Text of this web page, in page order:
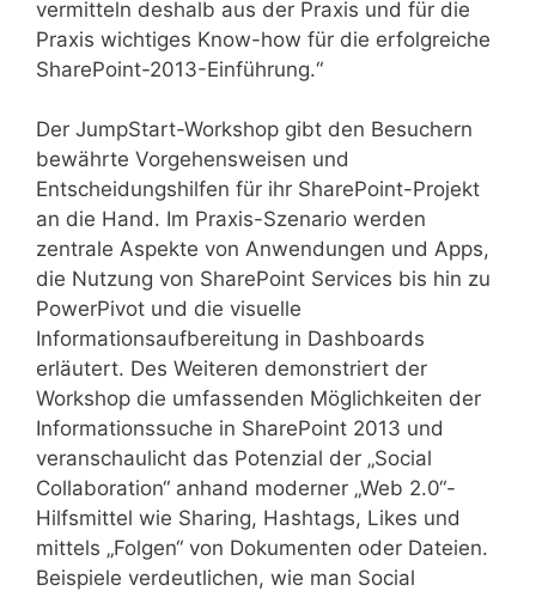
vermitteln deshalb aus der Praxis und für die
Praxis wichtiges Know-how für die erfolgreiche
SharePoint-2013-Einführung.“
Der JumpStart-Workshop gibt den Besuchern
bewährte Vorgehensweisen und
Entscheidungshilfen für ihr SharePoint-Projekt
an die Hand. Im Praxis-Szenario werden
zentrale Aspekte von Anwendungen und Apps,
die Nutzung von SharePoint Services bis hin zu
PowerPivot und die visuelle
Informationsaufbereitung in Dashboards
erläutert. Des Weiteren demonstriert der
Workshop die umfassenden Möglichkeiten der
Informationssuche in SharePoint 2013 und
veranschaulicht das Potenzial der „Social
Collaboration“ anhand moderner „Web 2.0“-
Hilfsmittel wie Sharing, Hashtags, Likes und
mittels „Folgen“ von Dokumenten oder Dateien.
Beispiele verdeutlichen, wie man Social